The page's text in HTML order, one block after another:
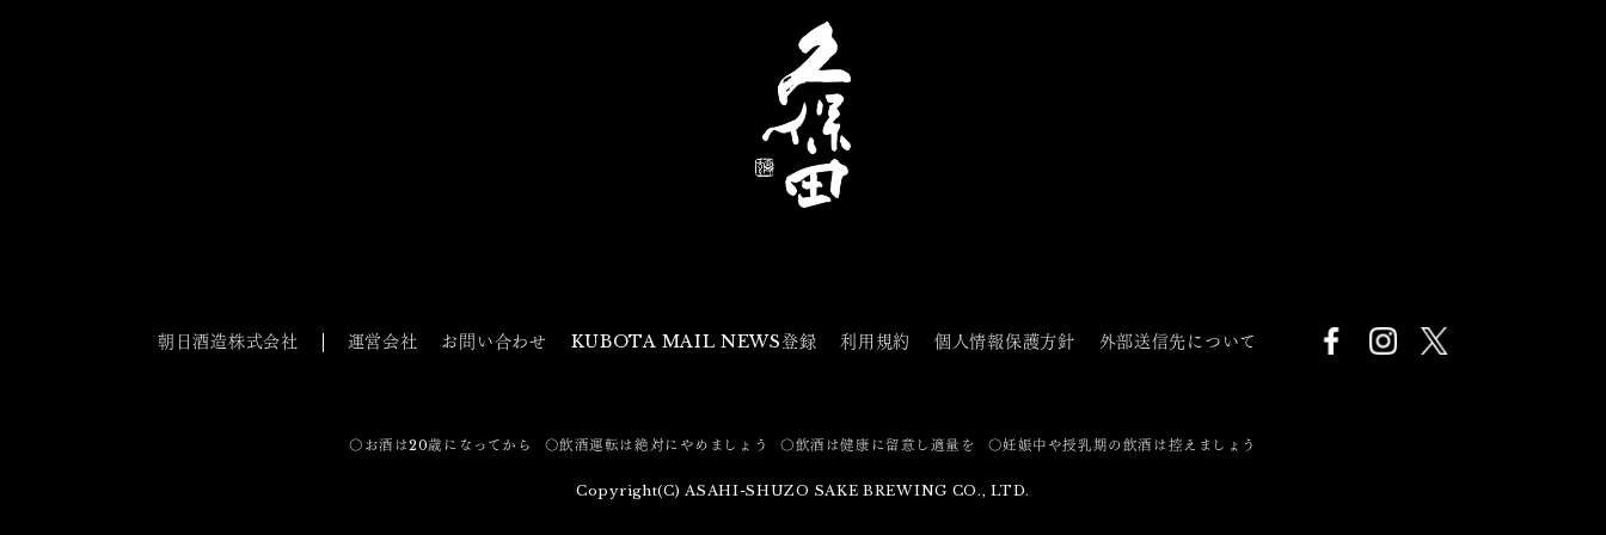
朝日酒造株式会社 運営会社 お問い合わせ KUBOTA MAIL NEWS登録 利用規約 個人情報保護方針 外部送信先について
〇お酒は20歳になってから 〇飲酒運転は絶対にやめましょう 〇飲酒は健康に留意し適量を 〇妊娠中や授乳期の飲酒は控えましょう
Copyright(C) ASAHI-SHUZO SAKE BREWING CO., LTD.